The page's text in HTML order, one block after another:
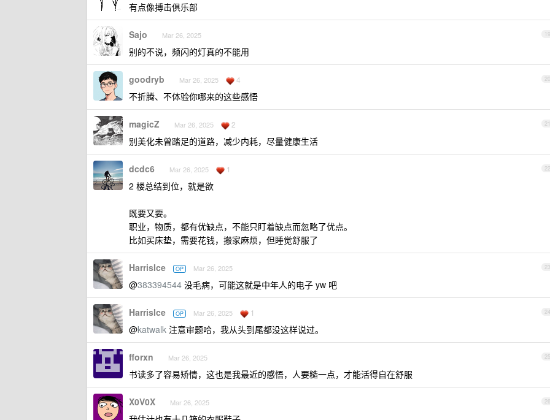
有点像搏击俱乐部
19
Sajo Mar 26, 2025
别的不说，频闪的灯真的不能用
20
goodryb Mar 26, 2025 4
不折腾、不体验你哪来的这些感悟
21
magicZ Mar 26, 2025 2
别美化未曾踏足的道路，减少内耗，尽量健康生活
22
dcdc6 Mar 26, 2025 1
2 楼总结到位，就是欲
既要又要。
职业，物质，都有优缺点，不能只盯着缺点而忽略了优点。
比如买床垫，需要花钱，搬家麻烦，但睡觉舒服了
23
HarrisIce OP Mar 26, 2025
@383394544 没毛病，可能这就是中年人的电子 yw 吧
24
HarrisIce OP Mar 26, 2025 1
@katwalk 注意审题哈，我从头到尾都没这样说过。
25
fforxn Mar 26, 2025
书读多了容易矫情，这也是我最近的感悟，人要糙一点，才能活得自在舒服
26
X0V0X Mar 26, 2025